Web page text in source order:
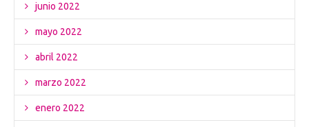
junio 2022
mayo 2022
abril 2022
marzo 2022
enero 2022